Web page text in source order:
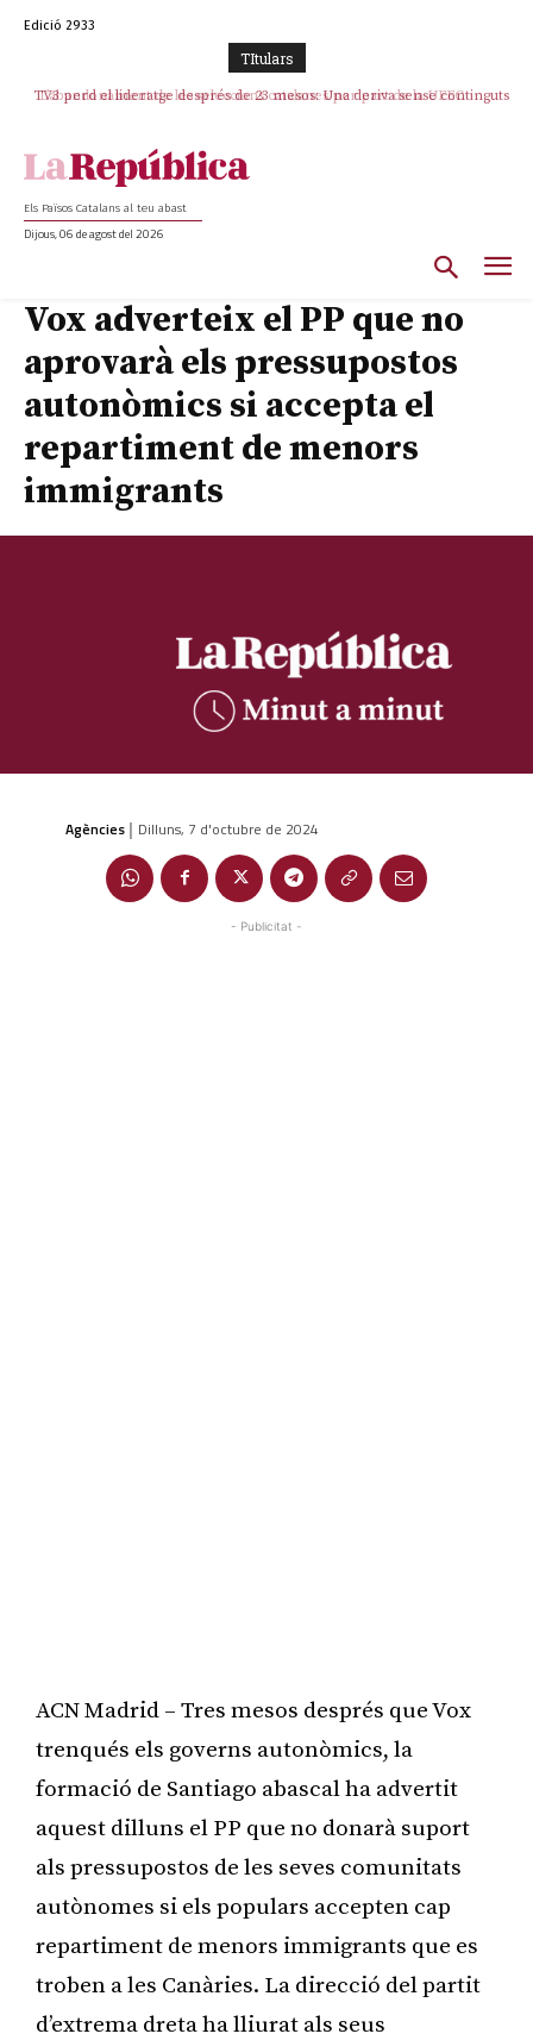
Edició 2933
TItulars
L’abandonament de les seleccions catalanes per part de la UFEC
TV3 perd el lideratge després de 23 mesos: Una deriva sense continguts i
Els Països Catalans al teu abast
Dijous, 06 de agost del 2026
Vox adverteix el PP que no
aprovarà els pressupostos
autonòmics si accepta el
repartiment de menors
immigrants
Agències | Dilluns, 7 d'octubre de 2024
- Publicitat -
ACN Madrid – Tres mesos després que Vox
trenqués els governs autonòmics, la
formació de Santiago abascal ha advertit
aquest dilluns el PP que no donarà suport
als pressupostos de les seves comunitats
autònomes si els populars accepten cap
repartiment de menors immigrants que es
troben a les Canàries. La direcció del partit
d’extrema dreta ha lliurat als seus